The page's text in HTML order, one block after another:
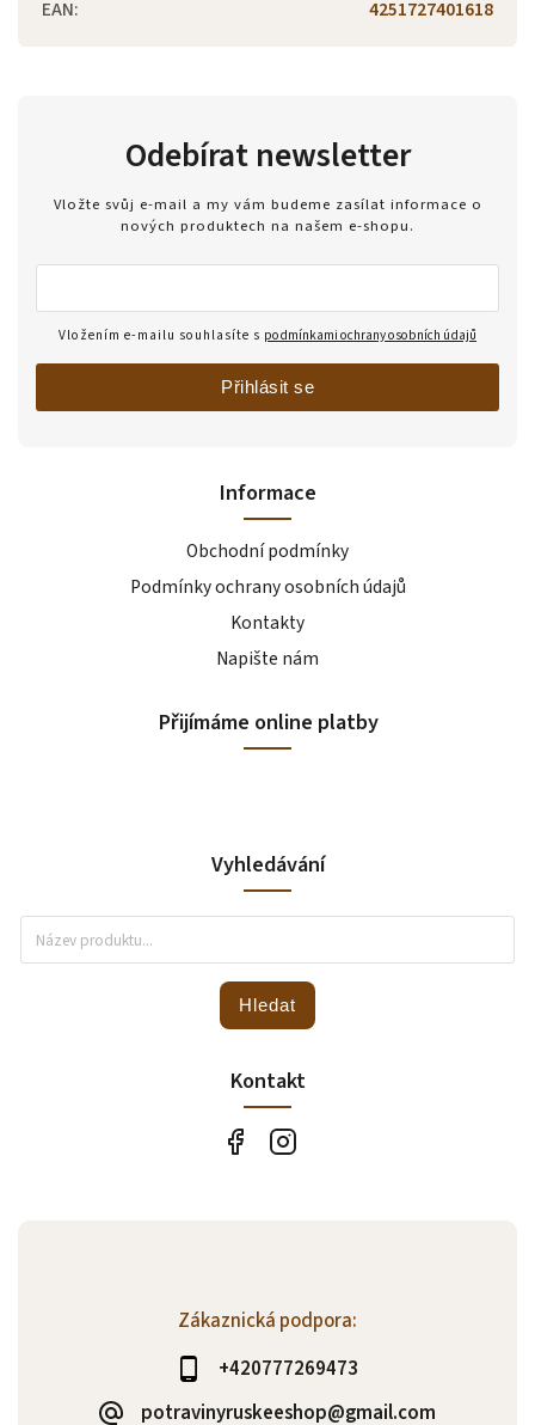
EAN: 4251727401618
Zákaznická podpora:
+420777269473
potravinyruskeeshop@gmail.com
Informace
Obchodní podmínky
Podmínky ochrany osobních údajů
Kontakty
Napište nám
Přijímáme online platby
Odebírat newsletter
Vložte svůj e-mail a my vám budeme zasílat informace o
nových produktech na našem e-shopu.
Vložením e-mailu souhlasíte s podmínkami ochrany osobních údajů
Přihlásit se
Vyhledávání
Hledat
Kontakt